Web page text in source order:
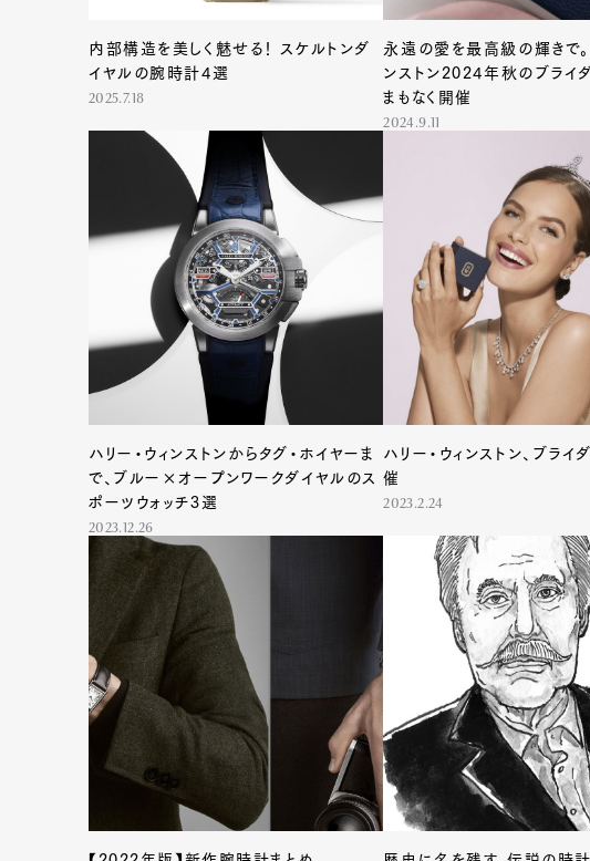
Gourmet
Pen Membership
内部構造を美しく魅せる！ スケルトンダ
イヤルの腕時計4選
2025.7.18
永遠の愛を最高級の輝きで。
ンストン2024年秋のブライ
まもなく開催
2024.9.11
ハリー・ウィンストンからタグ・ホイヤーま
で、ブルー×オープンワークダイヤルのス
ポーツウォッチ3選
2023.12.26
ハリー・ウィンストン、ブライ
催
2023.2.24